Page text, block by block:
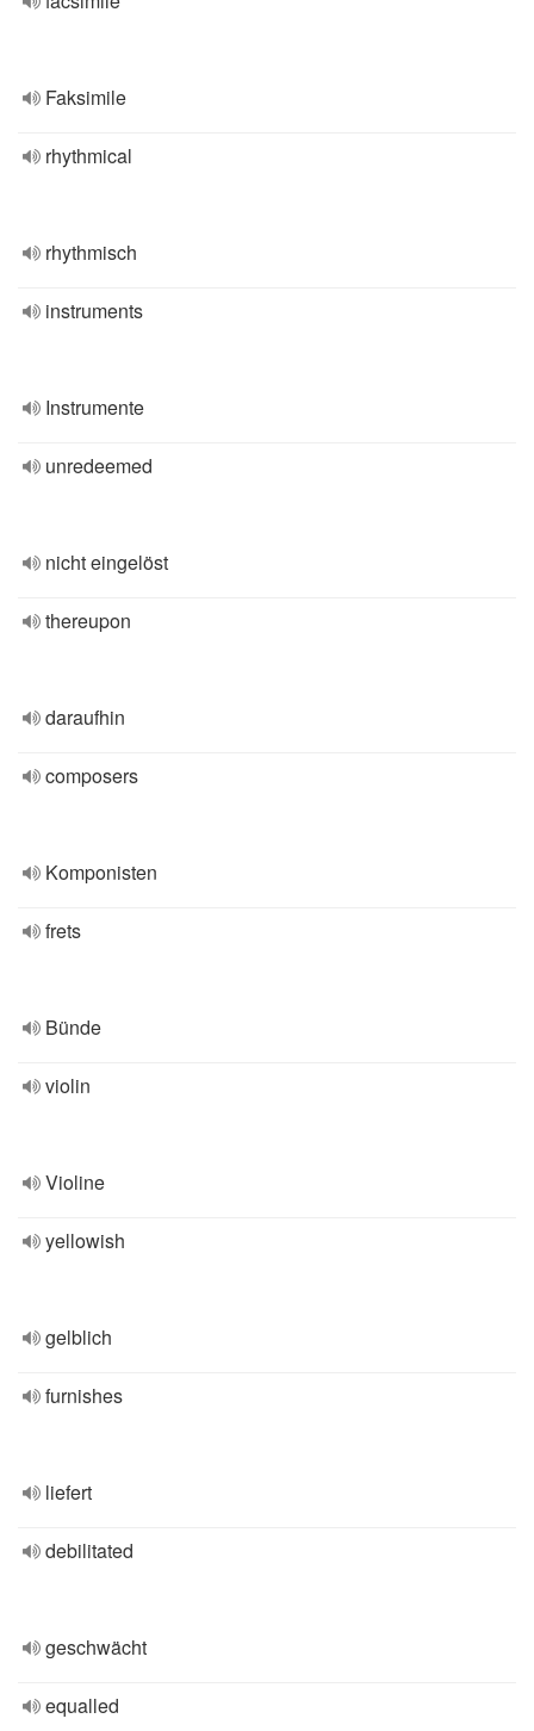
Faksimile
rhythmical
rhythmisch
instruments
Instrumente
unredeemed
nicht eingelöst
thereupon
daraufhin
composers
Komponisten
frets
Bünde
violin
Violine
yellowish
gelblich
furnishes
liefert
debilitated
geschwächt
equalled